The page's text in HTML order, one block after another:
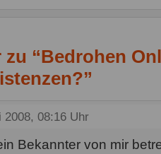
“Bedrohen
2008, 08:16 Uhr
Bekannter von mir